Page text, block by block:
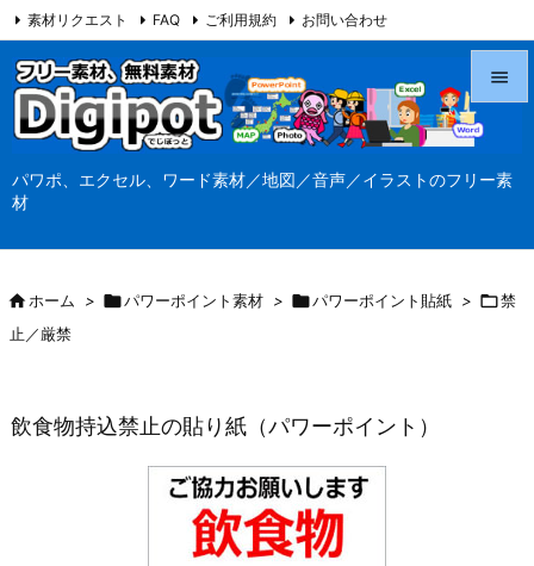
パワポ、エクセル、ワード素材／地図／音声／イラストのフリー素
材




素材リクエスト FAQ ご利用規約 お問い合わせ
当サイト（Digipot.net）について
ホーム > パワーポイント素材 > パワーポイント貼紙 > 禁
止／厳禁
飲食物持込禁止の貼り紙（パワーポイント）